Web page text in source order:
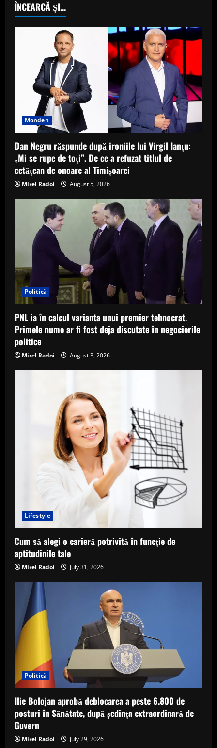
ÎNCEARCĂ ȘI...
Monden
Dan Negru răspunde după ironiile lui Virgil Ianțu:
„Mi se rupe de toți”. De ce a refuzat titlul de
cetățean de onoare al Timișoarei
Mirel Radoi August 5, 2026
Politică
PNL ia în calcul varianta unui premier tehnocrat.
Primele nume ar fi fost deja discutate în negocierile
politice
Mirel Radoi August 3, 2026
Lifestyle
Cum să alegi o carieră potrivită în funcție de
aptitudinile tale
Mirel Radoi July 31, 2026
Politică
Ilie Bolojan aprobă deblocarea a peste 6.800 de
posturi în Sănătate, după ședința extraordinară de
Guvern
Mirel Radoi July 29, 2026